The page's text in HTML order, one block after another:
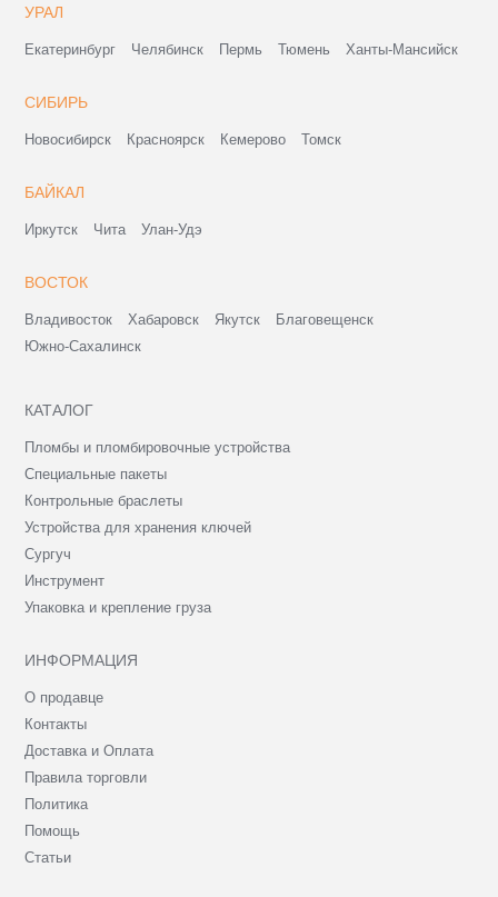
УРАЛ
Екатеринбург Челябинск Пермь Тюмень Ханты-Мансийск
СИБИРЬ
Новосибирск Красноярск Кемерово Томск
БАЙКАЛ
Иркутск Чита Улан-Удэ
ВОСТОК
Владивосток Хабаровск Якутск
Благовещенск
Южно-Сахалинск
КАТАЛОГ
Пломбы и пломбировочные устройства
Специальные пакеты
Контрольные браслеты
Устройства для хранения ключей
Сургуч
Инструмент
Упаковка и крепление груза
ИНФОРМАЦИЯ
О продавце
Контакты
Доставка и Оплата
Правила торговли
Политика
Помощь
Статьи